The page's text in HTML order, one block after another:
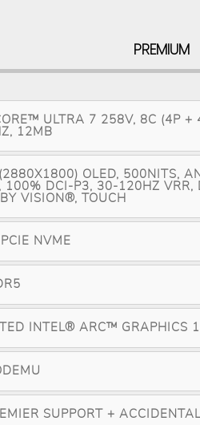
PREMIUM
ULTRA 7 258V, 8C (4P +
12MB
OLED, 500NITS,
100% DCI-P3, 30-120HZ VRR,
VISION®, TOUCH
NVME
INTEL® ARC™ GRAPHICS
SUPPORT +